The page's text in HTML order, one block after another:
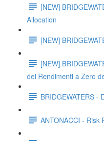
[NEW]
Allocation
[NEW]
[NEW]
dei Rendimenti a Zero
BRIDGEWATERS -
ANTONACCI - Risk